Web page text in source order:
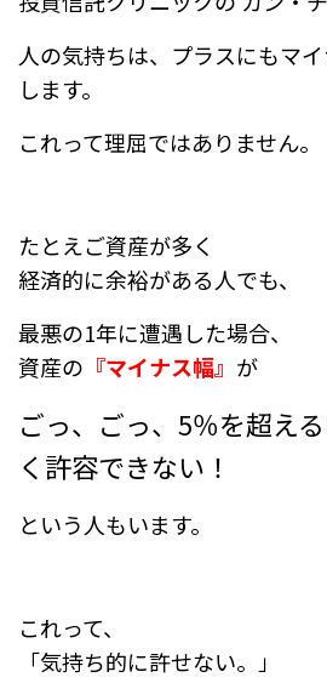
b
o
o
k
人の気持ちは、プラスにもマ
します。
これって理屈ではありません。
たとえご資産が多く
経済的に余裕がある人でも、
最悪の1年に遭遇した場合、
資産の 『マイナス幅』 が
ごっ、ごっ、5％を超え
く許容できない！
という人もいます。
これって、
「気持ち的に許せない。」